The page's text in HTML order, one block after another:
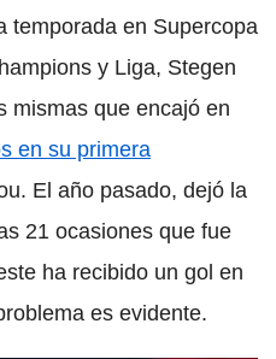
temporada en Supercopa
y Liga, Stegen
mismas que encajó en
en su primera
El año pasado, dejó la
21 ocasiones que fue
ha recibido un gol en
es evidente.